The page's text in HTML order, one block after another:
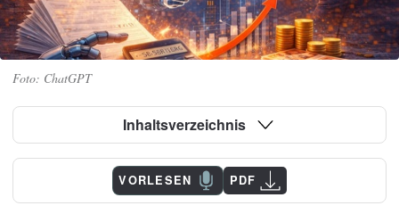
ChatGPT
Inhaltsverzeichnis
VORLESEN PDF